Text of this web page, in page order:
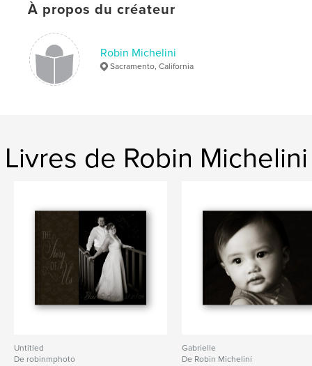
À propos du créateur
Robin Michelini
Sacramento, California
Livres de Robin Michelini
Untitled
De robinmphoto
Gabrielle
De Robin Michelini